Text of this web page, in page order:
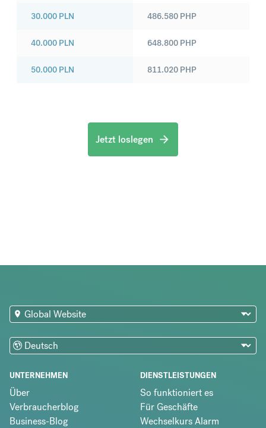
30.000 PLN
40.000 PLN
50.000 PLN
486.580 PHP
648.800 PHP
811.020 PHP
Jetzt loslegen
UNTERNEHMEN
Über
Verbraucherblog
Business-Blog
DIENSTLEISTUNGEN
So funktioniert es
Für Geschäfte
Wechselkurs Alarm